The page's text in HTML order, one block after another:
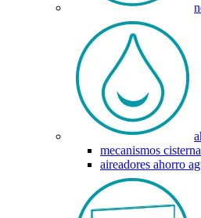
mecanismos
aireadores ahorro